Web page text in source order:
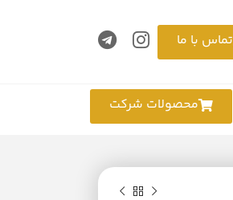
تماس با ما
محصولات شرکت